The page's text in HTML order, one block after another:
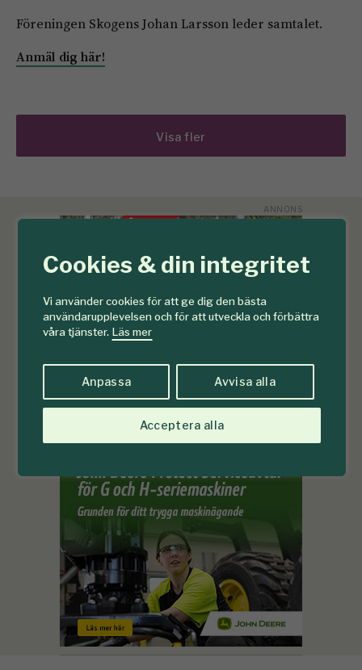
Cookies & din integritet
Vi använder cookies för att ge dig den bästa
användarupplevelsen och för att utveckla och förbättra
våra tjänster. Läs mer
Anpassa Avvisa alla
Acceptera alla
Föreningen Skogens Johan Larsson leder samtalet.
Anmäl dig här!
Visa fler